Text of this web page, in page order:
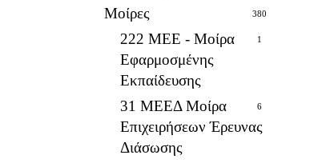
Μοίρες 380
222 ΜΕΕ - Μοίρα
Εφαρμοσμένης
Εκπαίδευσης
1
31 ΜΕΕΔ Μοίρα
Επιχειρήσεων Έρευνας
Διάσωσης
6